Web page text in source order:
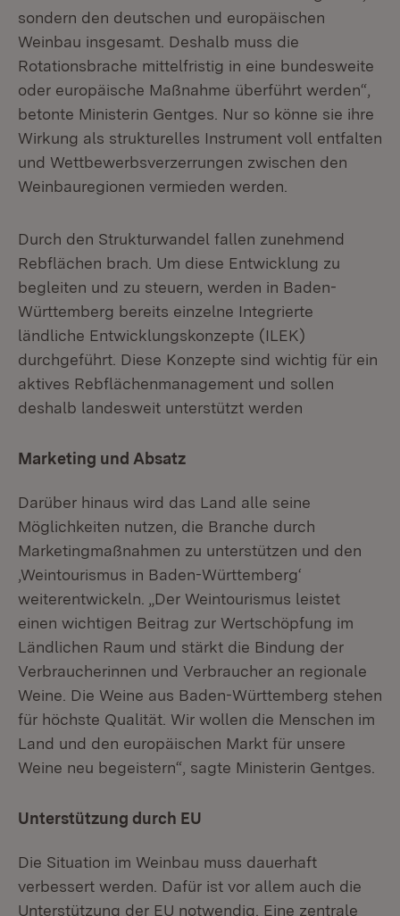
sondern den deutschen und europäischen
Weinbau insgesamt. Deshalb muss die
Rotationsbrache mittelfristig in eine bundesweite
oder europäische Maßnahme überführt werden“,
betonte Ministerin Gentges. Nur so könne sie ihre
Wirkung als strukturelles Instrument voll entfalten
und Wettbewerbsverzerrungen zwischen den
Weinbauregionen vermieden werden.
Durch den Strukturwandel fallen zunehmend
Rebflächen brach. Um diese Entwicklung zu
begleiten und zu steuern, werden in Baden-
Württemberg bereits einzelne Integrierte
ländliche Entwicklungskonzepte (ILEK)
durchgeführt. Diese Konzepte sind wichtig für ein
aktives Rebflächenmanagement und sollen
deshalb landesweit unterstützt werden
Marketing und Absatz
Darüber hinaus wird das Land alle seine
Möglichkeiten nutzen, die Branche durch
Marketingmaßnahmen zu unterstützen und den
‚Weintourismus in Baden-Württemberg‘
weiterentwickeln. „Der Weintourismus leistet
einen wichtigen Beitrag zur Wertschöpfung im
Ländlichen Raum und stärkt die Bindung der
Verbraucherinnen und Verbraucher an regionale
Weine. Die Weine aus Baden-Württemberg stehen
für höchste Qualität. Wir wollen die Menschen im
Land und den europäischen Markt für unsere
Weine neu begeistern“, sagte Ministerin Gentges.
Unterstützung durch EU
Die Situation im Weinbau muss dauerhaft
verbessert werden. Dafür ist vor allem auch die
Unterstützung der EU notwendig. Eine zentrale